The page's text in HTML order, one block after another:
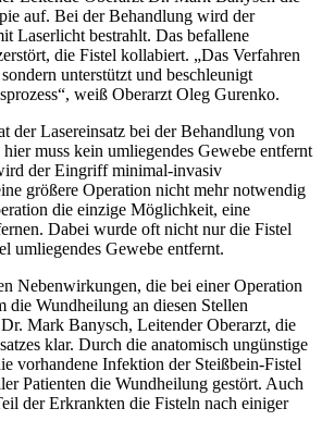
auf. Bei der Behandlung wird der
Laserlicht bestrahlt. Das befallene
die Fistel kollabiert. „Das Verfahren
unterstützt und beschleunigt
weiß Oberarzt Oleg Gurenko.
der Lasereinsatz bei der Behandlung von
muss kein umliegendes Gewebe entfernt
der Eingriff minimal-invasiv
größere Operation nicht mehr notwendig
die einzige Möglichkeit, eine
Dabei wurde oft nicht nur die Fistel
umliegendes Gewebe entfernt.
Nebenwirkungen, die bei einer Operation
die Wundheilung an diesen Stellen
Mark Banysch, Leitender Oberarzt, die
klar. Durch die anatomisch ungünstige
vorhandene Infektion der Steißbein-Fistel
Patienten die Wundheilung gestört. Auch
der Erkrankten die Fisteln nach einiger